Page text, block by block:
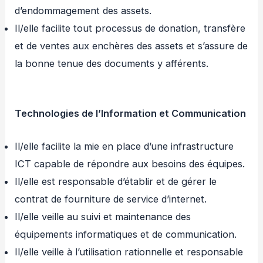
d’endommagement des assets.
Il/elle facilite tout processus de donation, transfère
et de ventes aux enchères des assets et s’assure de
la bonne tenue des documents y afférents.
Technologies de l’Information et Communication
Il/elle facilite la mie en place d’une infrastructure
ICT capable de répondre aux besoins des équipes.
Il/elle est responsable d’établir et de gérer le
contrat de fourniture de service d’internet.
Il/elle veille au suivi et maintenance des
équipements informatiques et de communication.
Il/elle veille à l’utilisation rationnelle et responsable